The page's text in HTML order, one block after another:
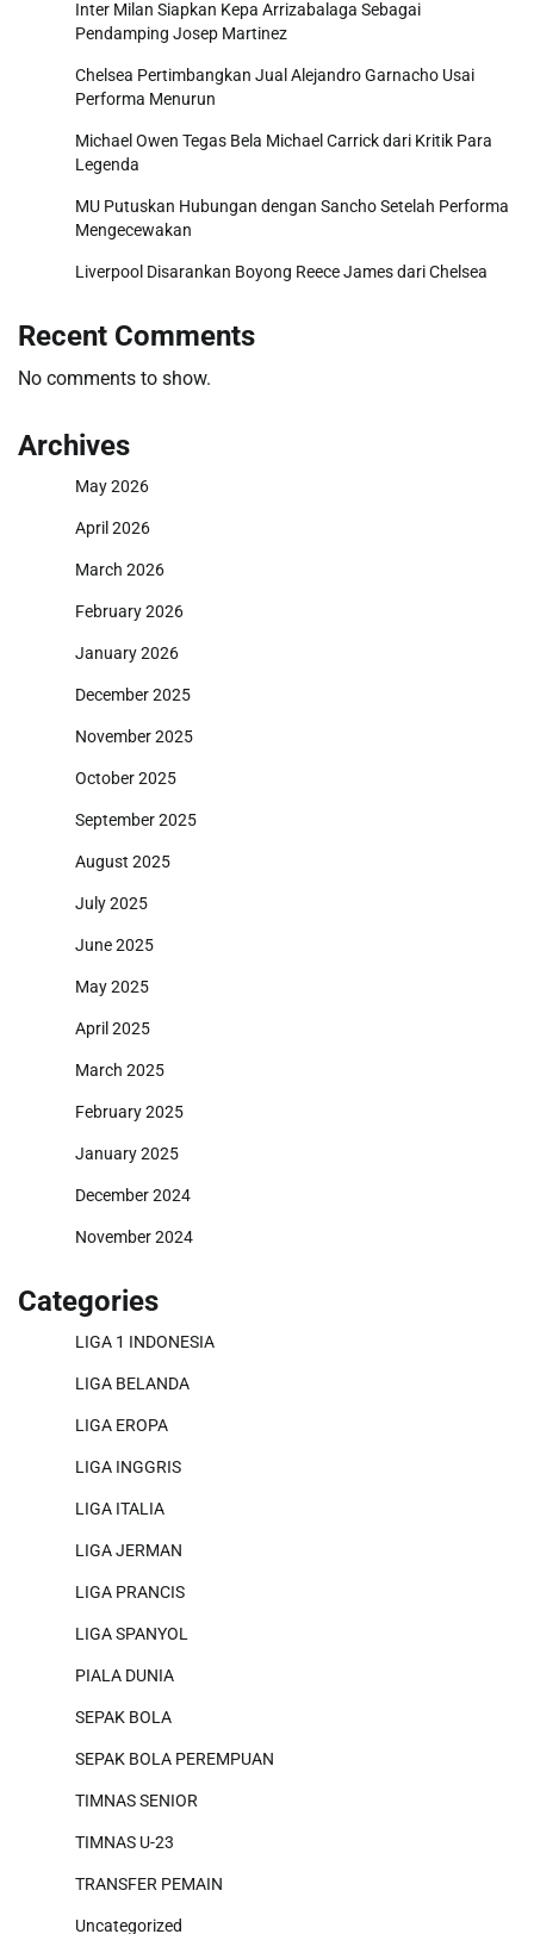
Inter Milan Siapkan Kepa Arrizabalaga Sebagai
Pendamping Josep Martinez
Chelsea Pertimbangkan Jual Alejandro Garnacho Usai
Performa Menurun
Michael Owen Tegas Bela Michael Carrick dari Kritik Para
Legenda
MU Putuskan Hubungan dengan Sancho Setelah Performa
Mengecewakan
Liverpool Disarankan Boyong Reece James dari Chelsea
Recent Comments
No comments to show.
Archives
May 2026
April 2026
March 2026
February 2026
January 2026
December 2025
November 2025
October 2025
September 2025
August 2025
July 2025
June 2025
May 2025
April 2025
March 2025
February 2025
January 2025
December 2024
November 2024
Categories
LIGA 1 INDONESIA
LIGA BELANDA
LIGA EROPA
LIGA INGGRIS
LIGA ITALIA
LIGA JERMAN
LIGA PRANCIS
LIGA SPANYOL
PIALA DUNIA
SEPAK BOLA
SEPAK BOLA PEREMPUAN
TIMNAS SENIOR
TIMNAS U-23
TRANSFER PEMAIN
Uncategorized